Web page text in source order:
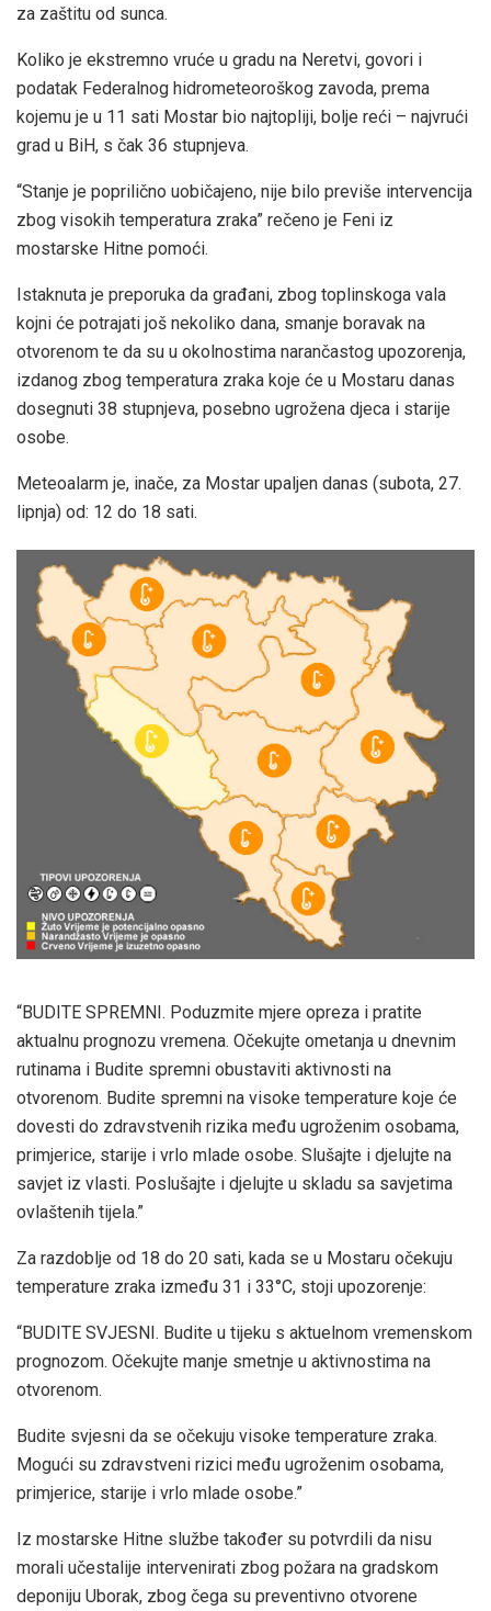
za zaštitu od sunca.
Koliko je ekstremno vruće u gradu na Neretvi, govori i
podatak Federalnog hidrometeoroškog zavoda, prema
kojemu je u 11 sati Mostar bio najtopliji, bolje reći – najvrući
grad u BiH, s čak 36 stupnjeva.
“Stanje je poprilično uobičajeno, nije bilo previše intervencija
zbog visokih temperatura zraka” rečeno je Feni iz
mostarske Hitne pomoći.
Istaknuta je preporuka da građani, zbog toplinskoga vala
kojni će potrajati još nekoliko dana, smanje boravak na
otvorenom te da su u okolnostima narančastog upozorenja,
izdanog zbog temperatura zraka koje će u Mostaru danas
dosegnuti 38 stupnjeva, posebno ugrožena djeca i starije
osobe.
Meteoalarm je, inače, za Mostar upaljen danas (subota, 27.
lipnja) od: 12 do 18 sati.
“BUDITE SPREMNI. Poduzmite mjere opreza i pratite
aktualnu prognozu vremena. Očekujte ometanja u dnevnim
rutinama i Budite spremni obustaviti aktivnosti na
otvorenom. Budite spremni na visoke temperature koje će
dovesti do zdravstvenih rizika među ugroženim osobama,
primjerice, starije i vrlo mlade osobe. Slušajte i djelujte na
savjet iz vlasti. Poslušajte i djelujte u skladu sa savjetima
ovlaštenih tijela.”
Za razdoblje od 18 do 20 sati, kada se u Mostaru očekuju
temperature zraka između 31 i 33°C, stoji upozorenje:
“BUDITE SVJESNI. Budite u tijeku s aktuelnom vremenskom
prognozom. Očekujte manje smetnje u aktivnostima na
otvorenom.
Budite svjesni da se očekuju visoke temperature zraka.
Mogući su zdravstveni rizici među ugroženim osobama,
primjerice, starije i vrlo mlade osobe.”
Iz mostarske Hitne službe također su potvrdili da nisu
morali učestalije intervenirati zbog požara na gradskom
deponiju Uborak, zbog čega su preventivno otvorene